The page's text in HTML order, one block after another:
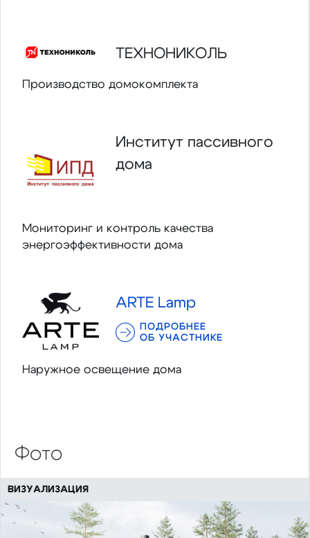
ТЕХНОНИКОЛЬ
Производство домокомплекта
Институт пассивного
дома
Мониторинг и контроль качества
энергоэффективности дома
ARTE Lamp
ПОДРОБНЕЕ
ОБ УЧАСТНИКЕ
Наружное освещение дома
Фото
ВИЗУАЛИЗАЦИЯ